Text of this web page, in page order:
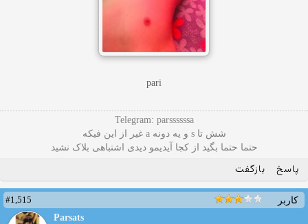
pari
Telegram: parssssssa
شش تا s و یه دونه a غیر از این فیکه
حتما حتما بگید از کجا آیدیمو دیدی اشتباهی بلاک نشید
پاسخ بازگفت
کاربر
#1,515
Parsats